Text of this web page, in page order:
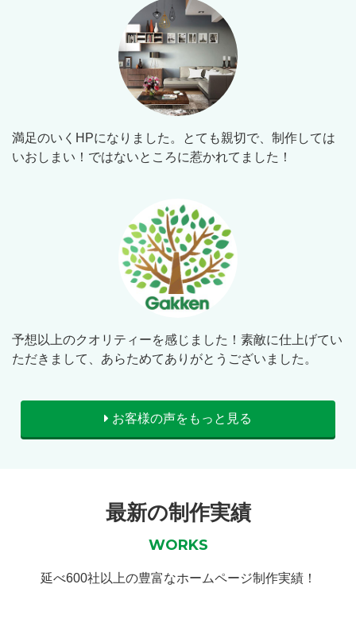
満足のいくHPになりました。とても親切で、制作しては
いおしまい！ではないところに惹かれてました！
予想以上のクオリティーを感じました！素敵に仕上げてい
ただきまして、あらためてありがとうございました。
お客様の声をもっと見る
最新の制作実績
WORKS
延べ600社以上の豊富なホームページ制作実績！